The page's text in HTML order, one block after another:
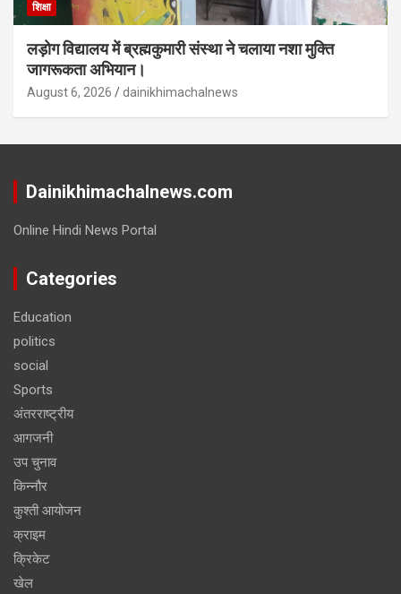
शिक्षा
लड़ोग विद्यालय में ब्रह्मकुमारी संस्था ने चलाया नशा मुक्ति
जागरूकता अभियान।
August 6, 2026 dainikhimachalnews
Dainikhimachalnews.com
Online Hindi News Portal
Categories
Education
politics
social
Sports
अंतरराष्ट्रीय
आगजनी
उप चुनाव
किन्नौर
कुश्ती आयोजन
क्राइम
क्रिकेट
खेल